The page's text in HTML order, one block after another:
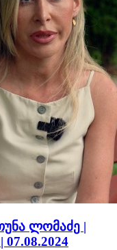
ლომაძე |